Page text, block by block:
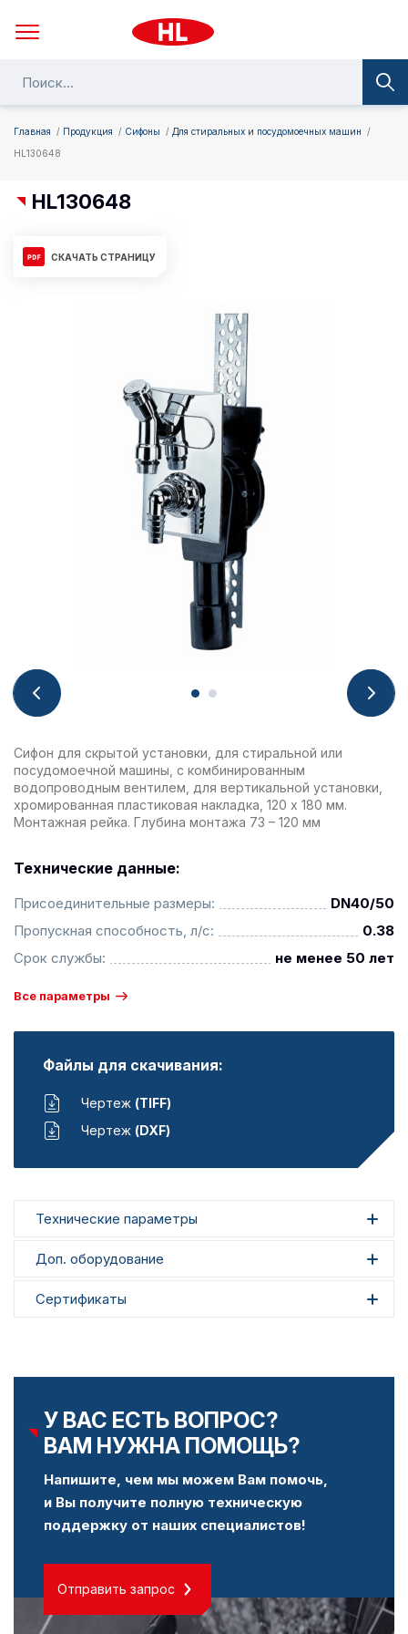
Главная Продукция Сифоны
Для стиральных и посудомоечных машин
HL130648
HL130648
СКАЧАТЬ СТРАНИЦУ
Сифон для скрытой установки, для стиральной или
посудомоечной машины, с комбинированным
водопроводным вентилем, для вертикальной установки,
хромированная пластиковая накладка, 120 x 180 мм.
Монтажная рейка. Глубина монтажа 73 – 120 мм
Технические данные:
Присоединительные размеры:
DN40/50
Пропускная способность, л/с:
0.38
Срок службы:
не менее 50 лет
Все параметры
Файлы для скачивания:
Чертеж (TIFF)
Чертеж (DXF)
Технические параметры
Доп. оборудование
Сертификаты
У ВАС ЕСТЬ ВОПРОС?
ВАМ НУЖНА ПОМОЩЬ?
Напишите, чем мы можем Вам помочь,
и Вы получите полную техническую
поддержку от наших специалистов!
Отправить запрос